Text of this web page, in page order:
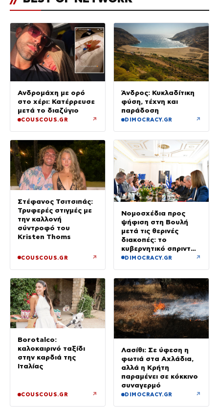
Ανδρομάχη με ορό
στο χέρι: Κατέρρευσε
μετά το διαζύγιο
COUSCOUS.GR ↗
Άνδρος: Κυκλαδίτικη
φύση, τέχνη και
παράδοση
DIMOCRACY.GR ↗
Στέφανος Τσιτσιπάς:
Τρυφερές στιγμές με
την καλλονή
σύντροφό του
Kristen Thoms
COUSCOUS.GR ↗
Νομοσχέδια προς
ψήφιση στη Βουλή
μετά τις θερινές
διακοπές: το
κυβερνητικό σπριντ
μετά τον
DIMOCRACY.GR ↗
Borotalco:
καλοκαιρινό ταξίδι
στην καρδιά της
Ιταλίας
COUSCOUS.GR ↗
Λασίθι: Σε ύφεση η
φωτιά στα Αχλάδια,
αλλά η Κρήτη
παραμένει σε κόκκινο
συναγερμό
DIMOCRACY.GR ↗